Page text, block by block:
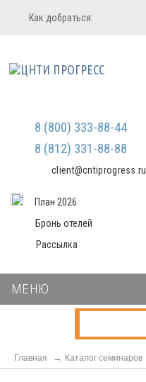
Регистрация
Мы не передаем ваши данные
третьим лицам и не рассылаем
Вход в систему
Как добраться:
8 (800) 333-88-44
8 (812) 331-88-88
client@cntiprogress.ru
План 2026
Бронь отелей
Рассылка
МЕНЮ
Главная Каталог семинаров